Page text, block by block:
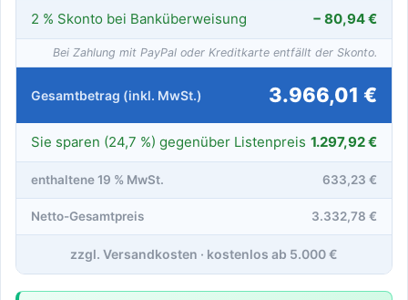
2 % Skonto bei Banküberweisung − 80,94 €
Bei Zahlung mit PayPal oder Kreditkarte entfällt der Skonto.
Gesamtbetrag (inkl. MwSt.) 3.966,01 €
Sie sparen (24,7 %) gegenüber Listenpreis 1.297,92 €
enthaltene 19 % MwSt. 633,23 €
Netto-Gesamtpreis 3.332,78 €
zzgl. Versandkosten · kostenlos ab 5.000 €